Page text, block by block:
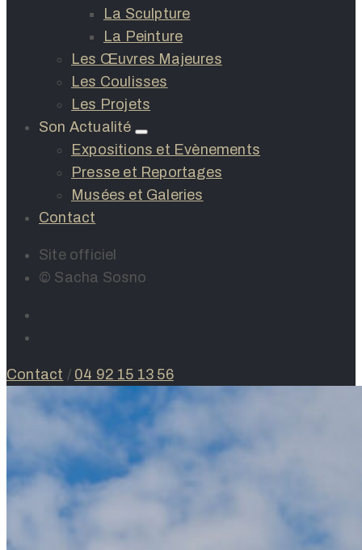
La Sculpture
La Peinture
Les Œuvres Majeures
Les Coulisses
Les Projets
Son Actualité
Expositions et Evènements
Presse et Reportages
Musées et Galeries
Contact
Site officiel
© Sacha Sosno
Contact / 04 92 15 13 56